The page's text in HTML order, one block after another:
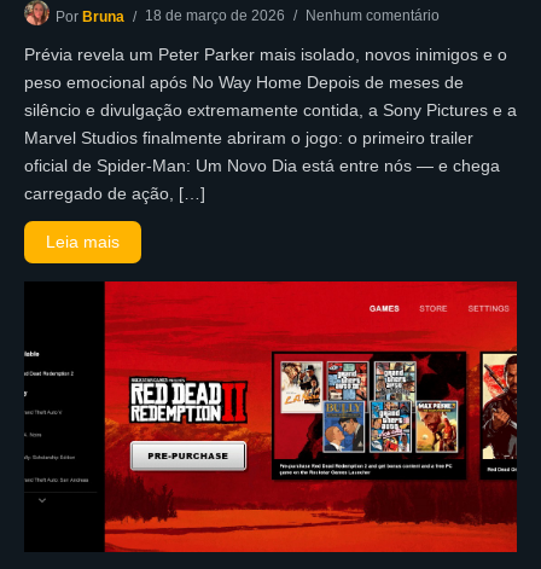
Por Bruna 18 de março de 2026 Nenhum comentário
Prévia revela um Peter Parker mais isolado, novos inimigos e o
peso emocional após No Way Home Depois de meses de
silêncio e divulgação extremamente contida, a Sony Pictures e a
Marvel Studios finalmente abriram o jogo: o primeiro trailer
oficial de Spider-Man: Um Novo Dia está entre nós — e chega
carregado de ação, […]
Leia mais